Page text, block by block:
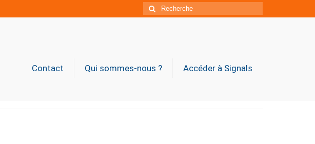
Rechercher
:
Contact Qui sommes-nous ? Accéder à Signals